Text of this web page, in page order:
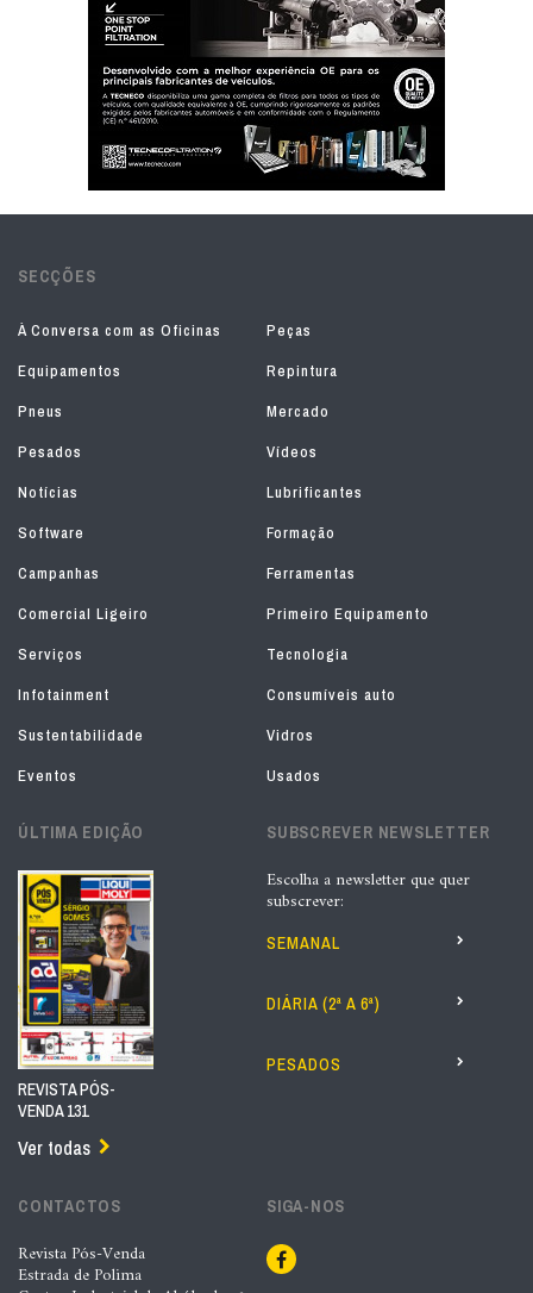
SECÇÕES
À Conversa com as Oficinas
Peças
Equipamentos
Repintura
Pneus
Mercado
Pesados
Vídeos
Notícias
Lubrificantes
Software
Formação
Campanhas
Ferramentas
Comercial Ligeiro
Primeiro Equipamento
Serviços
Tecnologia
Infotainment
Consumíveis auto
Sustentabilidade
Vidros
Eventos
Usados
ÚLTIMA EDIÇÃO
REVISTA PÓS-
VENDA 131
Ver todas
SUBSCREVER NEWSLETTER
Escolha a newsletter que quer
subscrever:
SEMANAL
DIÁRIA (2ª A 6ª)
PESADOS
CONTACTOS
Revista Pós-Venda
Estrada de Polima
SIGA-NOS